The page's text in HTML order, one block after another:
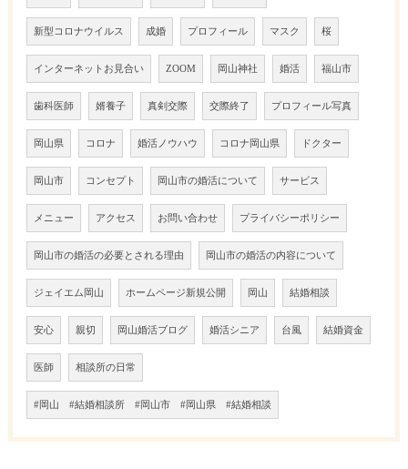
新型コロナウイルス 成婚 プロフィール マスク 桜
インターネットお見合い ZOOM 岡山神社 婚活 福山市
歯科医師 婿養子 真剣交際 交際終了 プロフィール写真
岡山県 コロナ 婚活ノウハウ コロナ岡山県 ドクター
岡山市 コンセプト 岡山市の婚活について サービス
メニュー アクセス お問い合わせ プライバシーポリシー
岡山市の婚活の必要とされる理由 岡山市の婚活の内容について
ジェイエム岡山 ホームページ新規公開 岡山 結婚相談
安心 親切 岡山婚活ブログ 婚活シニア 台風 結婚資金
医師 相談所の日常
#岡山 #結婚相談所 #岡山市 #岡山県 #結婚相談